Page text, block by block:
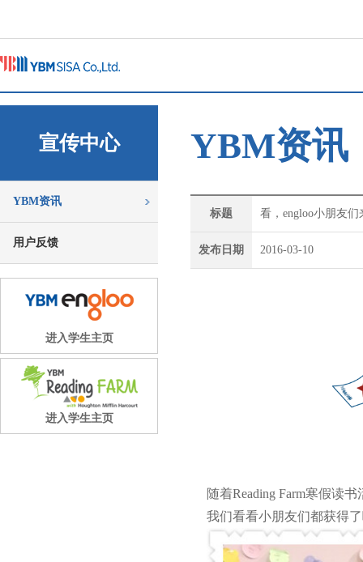
宣传中心
YBM资讯
用户反馈
进入学生主页
进入学生主页
YBM资讯
标题 看，engloo小朋友
发布日期 2016-03-10
随着Reading Farm寒假读
我们看看小朋友们都获得